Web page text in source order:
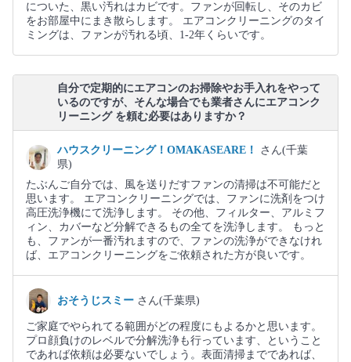
についた、黒い汚れはカビです。ファンが回転し、そのカビ
をお部屋中にまき散らします。 エアコンクリーニングのタイ
ミングは、ファンが汚れる頃、1-2年くらいです。
自分で定期的にエアコンのお掃除やお手入れをやって
いるのですが、そんな場合でも業者さんにエアコンク
リーニング を頼む必要はありますか？
ハウスクリーニング！OMAKASEARE！
さん(千葉
県)
たぶんご自分では、風を送りだすファンの清掃は不可能だと
思います。 エアコンクリーニングでは、ファンに洗剤をつけ
高圧洗浄機にて洗浄します。 その他、フィルター、アルミフ
ィン、カバーなど分解できるもの全てを洗浄します。 もっと
も、ファンが一番汚れますので、ファンの洗浄ができなけれ
ば、エアコンクリーニングをご依頼された方が良いです。
おそうじスミー さん(千葉県)
ご家庭でやられてる範囲がどの程度にもよるかと思います。
プロ顔負けのレベルで分解洗浄も行っています、ということ
であれば依頼は必要ないでしょう。表面清掃までであれば、